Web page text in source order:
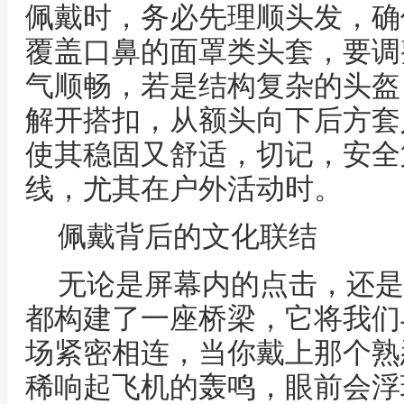
佩戴时，务必先理顺头发，
覆盖口鼻的面罩类头套，要
气顺畅，若是结构复杂的头
解开搭扣，从额头向下后方
使其稳固又舒适，切记，安
线，尤其在户外活动时。
佩戴背后的文化联结
无论是屏幕内的点击，还
都构建了一座桥梁，它将我
场紧密相连，当你戴上那个
稀响起飞机的轰鸣，眼前会